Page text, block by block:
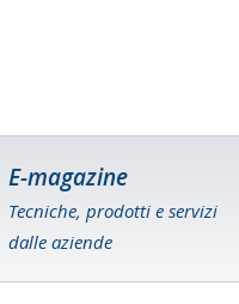
E-magazine
Tecniche, prodotti e servizi
dalle aziende